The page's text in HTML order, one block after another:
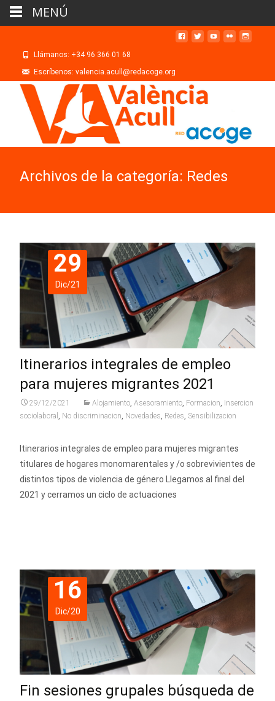
Llámanos: +34 96 366 01 68
Escríbenos: valencia.acull@redacoge.org
Archivos de la categoría: Redes
29
Dic/21
Itinerarios integrales de empleo
para mujeres migrantes 2021
29/12/2021 Alojamiento Asesoramiento Formacion Insercion
sociolaboral
No discriminacion Novedades Redes Sensibilizacion
Itinerarios integrales de empleo para mujeres migrantes
titulares de hogares monomarentales y /o sobrevivientes de
distintos tipos de violencia de género Llegamos al final del
2021 y cerramos un ciclo de actuaciones
16
Dic/20
Fin sesiones grupales búsqueda de
MENÚ